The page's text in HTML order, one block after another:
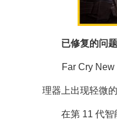
已修复的问题
Far Cry New
理器上出现轻微
在第 11 代智能